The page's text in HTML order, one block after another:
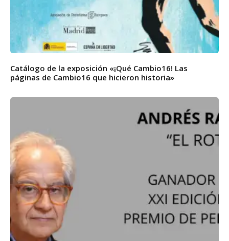
Catálogo de la exposición «¡Qué Cambio16! Las
páginas de Cambio16 que hicieron historia»